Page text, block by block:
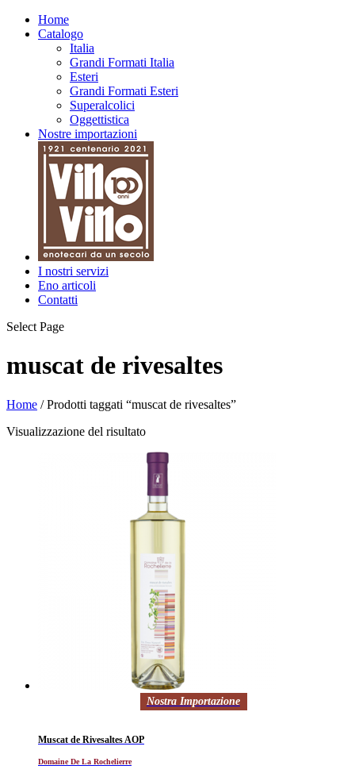
Home
Catalogo
Italia
Grandi Formati Italia
Esteri
Grandi Formati Esteri
Superalcolici
Oggettistica
Nostre importazioni
I nostri servizi
Eno articoli
Contatti
Select Page
muscat de rivesaltes
Home / Prodotti taggati “muscat de rivesaltes”
Visualizzazione del risultato
Nostra Importazione
Muscat de Rivesaltes AOP
Domaine De La Rochelierre